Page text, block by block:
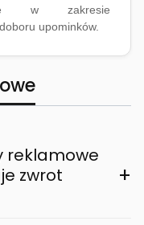
w zakresie
upominków.
reklamowe
zwrot
+